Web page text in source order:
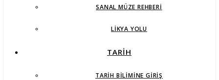
SANAL MÜZE REHBERI
LIKYA YOLU
TARİH
TARIH BILIMINE GIRIŞ